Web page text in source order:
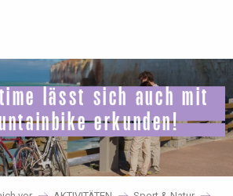
lässt sich auch mit
erkunden!